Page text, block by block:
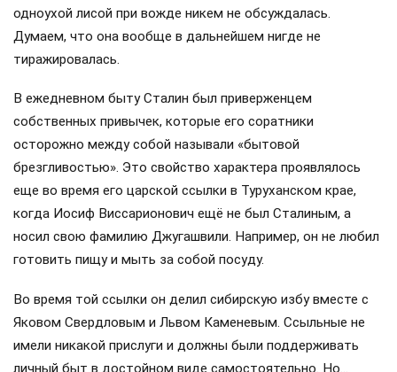
одноухой лисой при вожде никем не обсуждалась.
Думаем, что она вообще в дальнейшем нигде не
тиражировалась.
В ежедневном быту Сталин был приверженцем
собственных привычек, которые его соратники
осторожно между собой называли «бытовой
брезгливостью». Это свойство характера проявлялось
еще во время его царской ссылки в Туруханском крае,
когда Иосиф Виссарионович ещё не был Сталиным, а
носил свою фамилию Джугашвили. Например, он не любил
готовить пищу и мыть за собой посуду.
Во время той ссылки он делил сибирскую избу вместе с
Яковом Свердловым и Львом Каменевым. Ссыльные не
имели никакой прислуги и должны были поддерживать
личный быт в достойном виде самостоятельно. Но…